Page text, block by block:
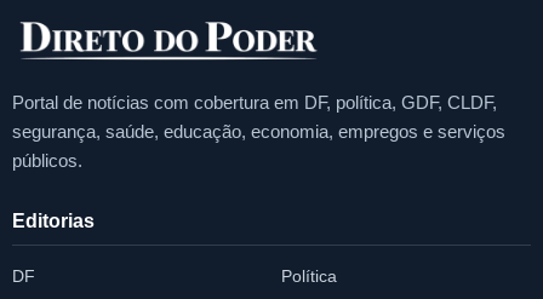
Portal de notícias com cobertura em DF, política, GDF, CLDF,
segurança, saúde, educação, economia, empregos e serviços
públicos.
Editorias
DF Política